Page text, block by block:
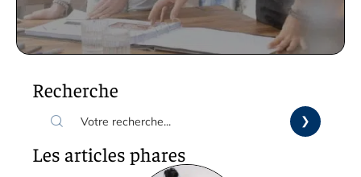
Recherche
Les articles phares